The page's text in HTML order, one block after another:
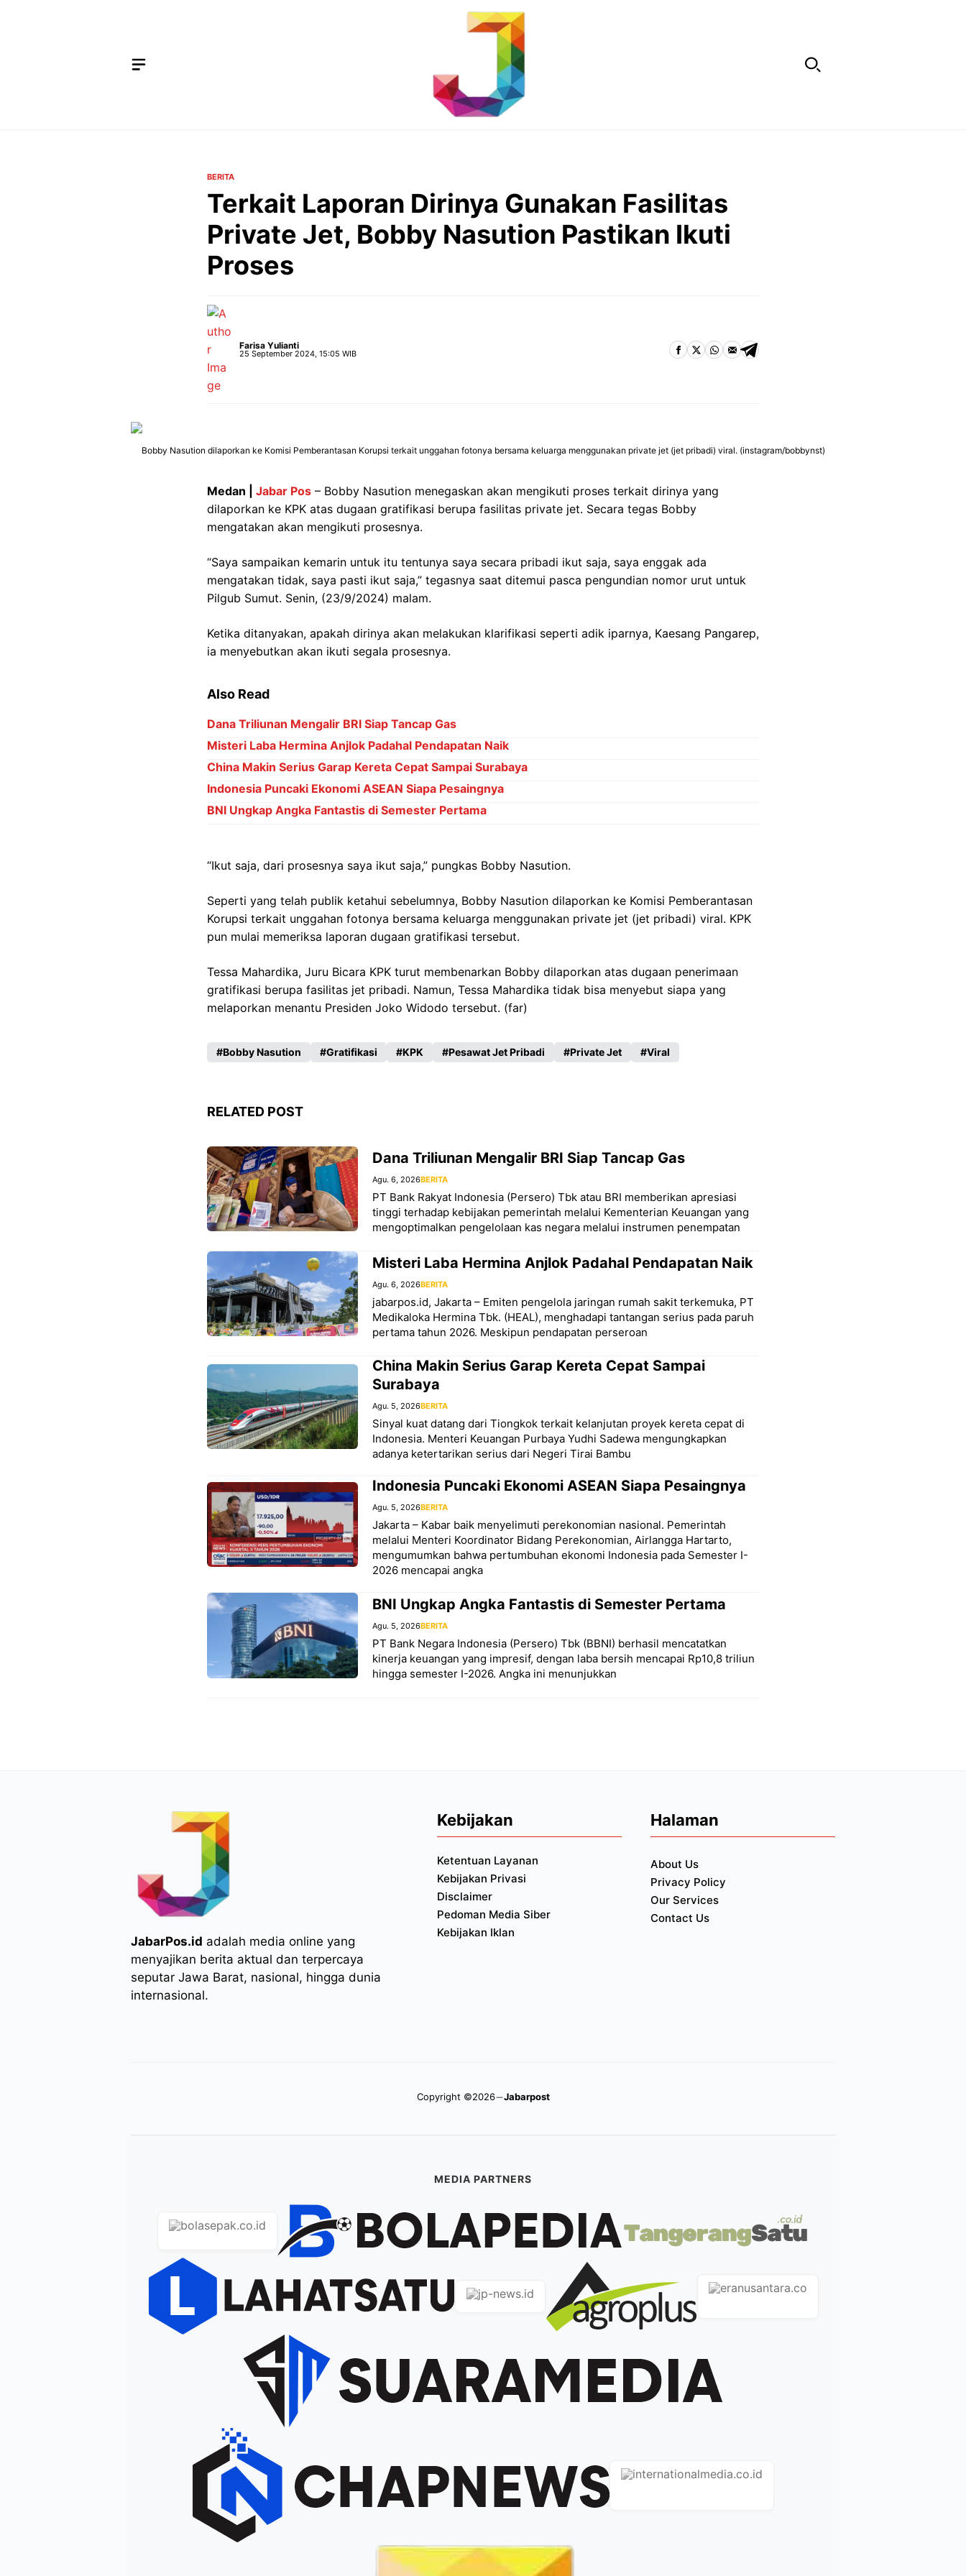
BERITA
Terkait Laporan Dirinya Gunakan Fasilitas
Private Jet, Bobby Nasution Pastikan Ikuti
Proses
Farisa Yulianti
25 September 2024, 15:05 WIB
Bobby Nasution dilaporkan ke Komisi Pemberantasan Korupsi terkait unggahan fotonya bersama keluarga menggunakan private jet (jet pribadi) viral. (instagram/bobbynst)
Medan | Jabar Pos – Bobby Nasution menegaskan akan mengikuti proses terkait dirinya yang
dilaporkan ke KPK atas dugaan gratifikasi berupa fasilitas private jet. Secara tegas Bobby
mengatakan akan mengikuti prosesnya.
“Saya sampaikan kemarin untuk itu tentunya saya secara pribadi ikut saja, saya enggak ada
mengatakan tidak, saya pasti ikut saja,” tegasnya saat ditemui pasca pengundian nomor urut untuk
Pilgub Sumut. Senin, (23/9/2024) malam.
Ketika ditanyakan, apakah dirinya akan melakukan klarifikasi seperti adik iparnya, Kaesang Pangarep,
ia menyebutkan akan ikuti segala prosesnya.
Also Read
Dana Triliunan Mengalir BRI Siap Tancap Gas
Misteri Laba Hermina Anjlok Padahal Pendapatan Naik
China Makin Serius Garap Kereta Cepat Sampai Surabaya
Indonesia Puncaki Ekonomi ASEAN Siapa Pesaingnya
BNI Ungkap Angka Fantastis di Semester Pertama
“Ikut saja, dari prosesnya saya ikut saja,” pungkas Bobby Nasution.
Seperti yang telah publik ketahui sebelumnya, Bobby Nasution dilaporkan ke Komisi Pemberantasan
Korupsi terkait unggahan fotonya bersama keluarga menggunakan private jet (jet pribadi) viral. KPK
pun mulai memeriksa laporan dugaan gratifikasi tersebut.
Tessa Mahardika, Juru Bicara KPK turut membenarkan Bobby dilaporkan atas dugaan penerimaan
gratifikasi berupa fasilitas jet pribadi. Namun, Tessa Mahardika tidak bisa menyebut siapa yang
melaporkan menantu Presiden Joko Widodo tersebut. (far)
Bobby Nasution Gratifikasi KPK Pesawat Jet Pribadi Private Jet Viral
RELATED POST
Dana Triliunan Mengalir BRI Siap Tancap Gas
Agu. 6, 2026BERITA
PT Bank Rakyat Indonesia (Persero) Tbk atau BRI memberikan apresiasi
tinggi terhadap kebijakan pemerintah melalui Kementerian Keuangan yang
mengoptimalkan pengelolaan kas negara melalui instrumen penempatan
Misteri Laba Hermina Anjlok Padahal Pendapatan Naik
Agu. 6, 2026BERITA
jabarpos.id, Jakarta – Emiten pengelola jaringan rumah sakit terkemuka, PT
Medikaloka Hermina Tbk. (HEAL), menghadapi tantangan serius pada paruh
pertama tahun 2026. Meskipun pendapatan perseroan
China Makin Serius Garap Kereta Cepat Sampai
Surabaya
Agu. 5, 2026BERITA
Sinyal kuat datang dari Tiongkok terkait kelanjutan proyek kereta cepat di
Indonesia. Menteri Keuangan Purbaya Yudhi Sadewa mengungkapkan
adanya ketertarikan serius dari Negeri Tirai Bambu
Indonesia Puncaki Ekonomi ASEAN Siapa Pesaingnya
Agu. 5, 2026BERITA
Jakarta – Kabar baik menyelimuti perekonomian nasional. Pemerintah
melalui Menteri Koordinator Bidang Perekonomian, Airlangga Hartarto,
mengumumkan bahwa pertumbuhan ekonomi Indonesia pada Semester I-
2026 mencapai angka
BNI Ungkap Angka Fantastis di Semester Pertama
Agu. 5, 2026BERITA
PT Bank Negara Indonesia (Persero) Tbk (BBNI) berhasil mencatatkan
kinerja keuangan yang impresif, dengan laba bersih mencapai Rp10,8 triliun
hingga semester I-2026. Angka ini menunjukkan
JabarPos.id adalah media online yang
menyajikan berita aktual dan terpercaya
seputar Jawa Barat, nasional, hingga dunia
internasional.
Kebijakan
Ketentuan Layanan
Kebijakan Privasi
Disclaimer
Pedoman Media Siber
Kebijakan Iklan
Halaman
About Us
Privacy Policy
Our Services
Contact Us
Copyright ©2026 Jabarpost
MEDIA PARTNERS